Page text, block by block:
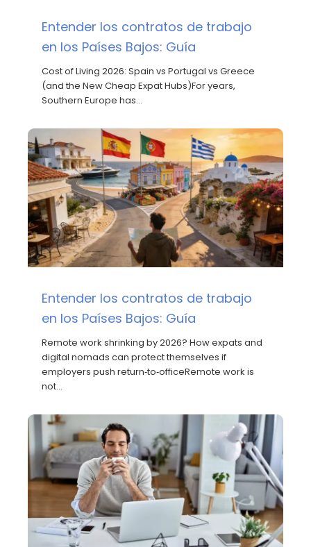
Entender los contratos de trabajo
en los Países Bajos: Guía
Cost of Living 2026: Spain vs Portugal vs Greece
(and the New Cheap Expat Hubs)For years,
Southern Europe has…
Entender los contratos de trabajo
en los Países Bajos: Guía
Remote work shrinking by 2026? How expats and
digital nomads can protect themselves if
employers push return‑to‑officeRemote work is
not…